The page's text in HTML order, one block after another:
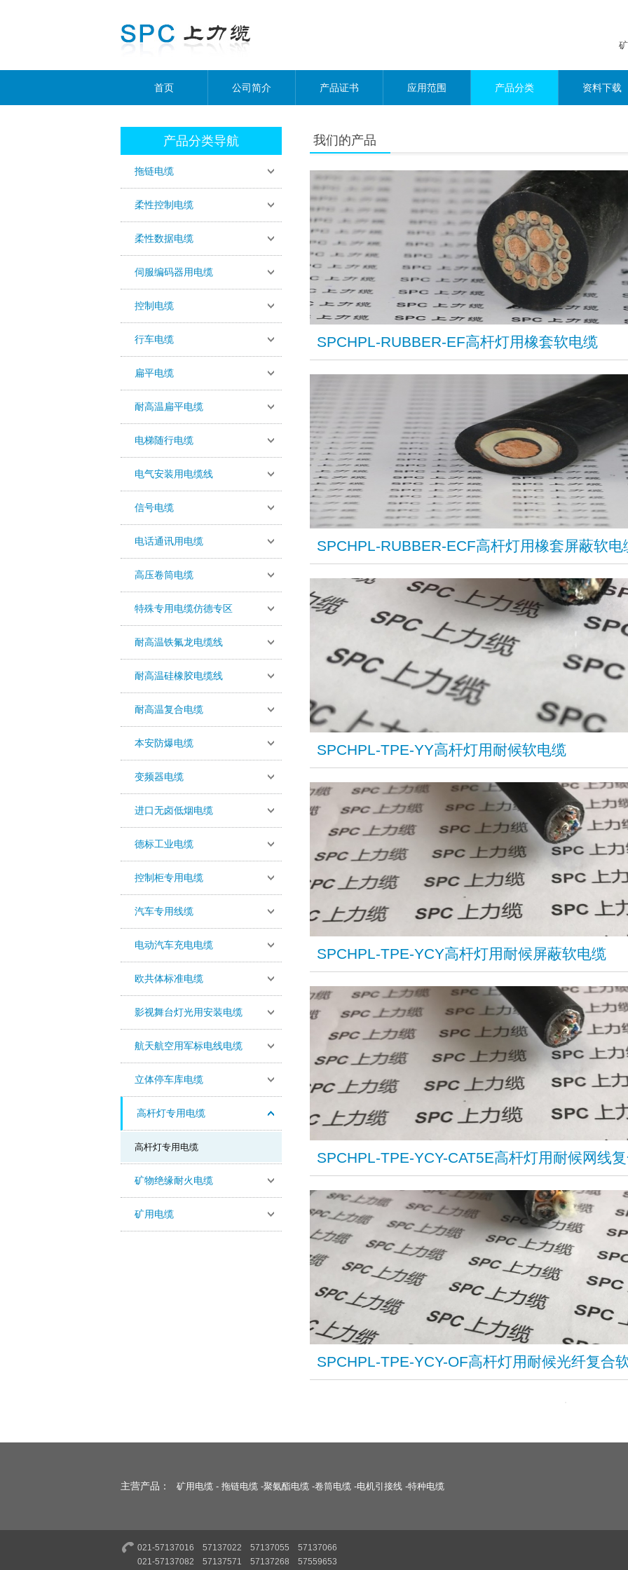
首页 公司简介 产品证书 应用范围 产品分类 资料下载
产品分类导航
拖链电缆
柔性控制电缆
柔性数据电缆
伺服编码器用电缆
控制电缆
行车电缆
扁平电缆
耐高温扁平电缆
电梯随行电缆
电气安装用电缆线
信号电缆
电话通讯用电缆
高压卷筒电缆
特殊专用电缆仿德专区
耐高温铁氟龙电缆线
耐高温硅橡胶电缆线
耐高温复合电缆
本安防爆电缆
变频器电缆
进口无卤低烟电缆
德标工业电缆
控制柜专用电缆
汽车专用线缆
电动汽车充电电缆
欧共体标准电缆
影视舞台灯光用安装电缆
航天航空用军标电线电缆
立体停车库电缆
高杆灯专用电缆
高杆灯专用电缆
矿物绝缘耐火电缆
矿用电缆
我们的产品
​SPCHPL-RUBBER-EF高杆灯用橡套软电缆
​SPCHPL-RUBBER-ECF高杆灯用橡套屏蔽软电
​SPCHPL-TPE-YY高杆灯用耐候软电缆
​SPCHPL-TPE-YCY高杆灯用耐候屏蔽软电缆
SPCHPL-TPE-YCY-CAT5E高杆灯用耐候网线
SPCHPL-TPE-YCY-OF高杆灯用耐候光纤复合
主营产品： 矿用电缆 - 拖链电缆 -聚氨酯电缆 -卷筒电缆 -电机引接线 -特种电缆
021-57137016 57137022 57137055 57137066
021-57137082 57137571 57137268 57559653